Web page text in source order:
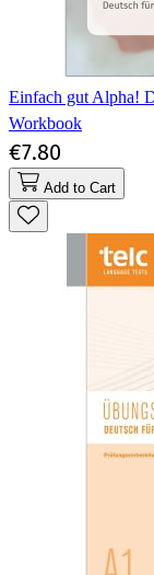
Einfach gut Alpha!
Workbook
€7.80
Add to Cart